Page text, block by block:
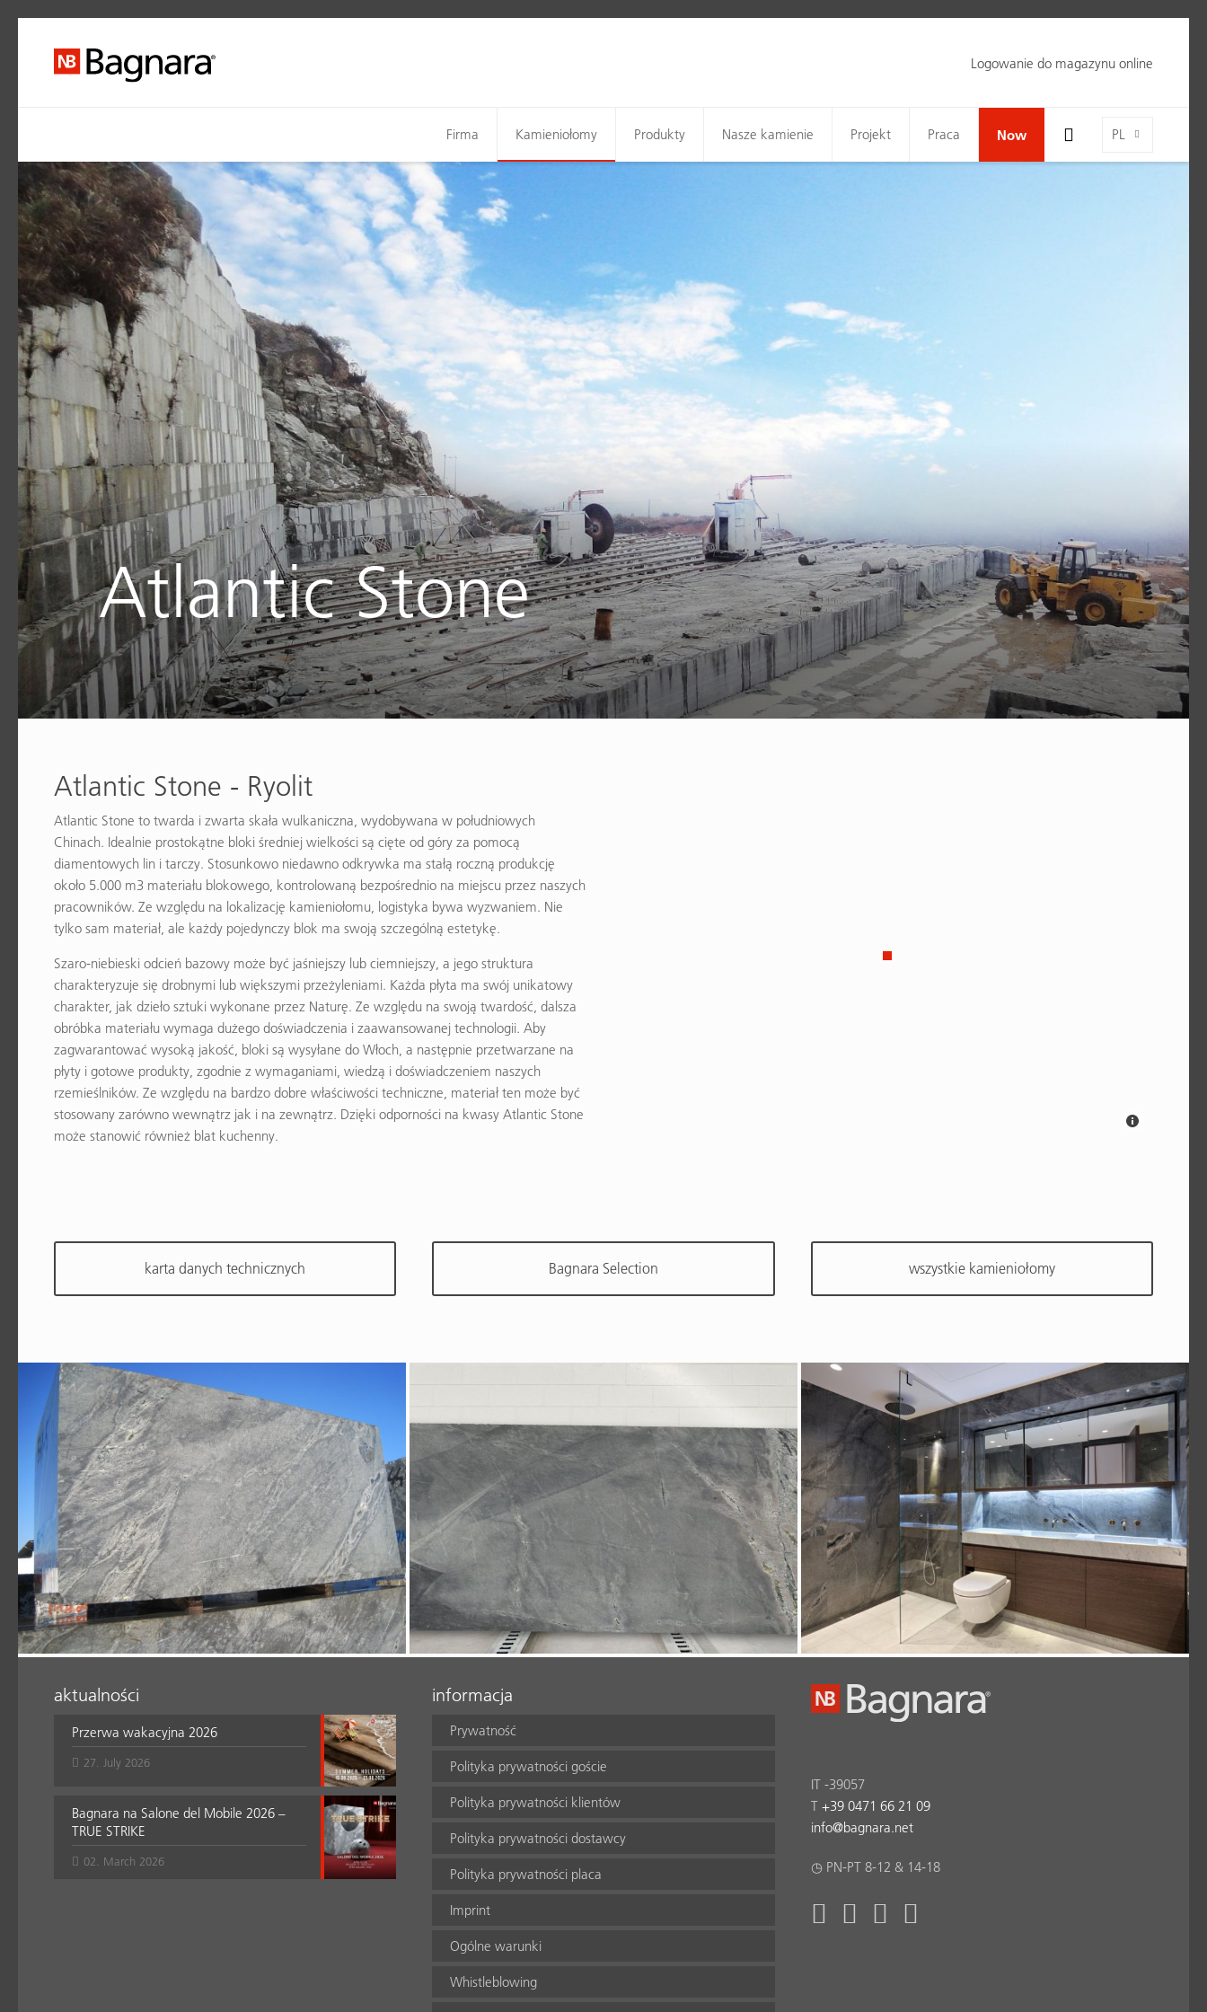
Logowanie do magazynu online
PL
Toggle Search Bar Visibility For Wide Screens
Firma
Kamieniołomy Produkty Nasze kamienie Projekt Praca Now
Atlantic Stone
Atlantic Stone - Ryolit
Atlantic Stone to twarda i zwarta skała wulkaniczna, wydobywana w południowych
Chinach. Idealnie prostokątne bloki średniej wielkości są cięte od góry za pomocą
diamentowych lin i tarczy. Stosunkowo niedawno odkrywka ma stałą roczną produkcję
około 5.000 m3 materiału blokowego, kontrolowaną bezpośrednio na miejscu przez naszych
pracowników. Ze względu na lokalizację kamieniołomu, logistyka bywa wyzwaniem. Nie
tylko sam materiał, ale każdy pojedynczy blok ma swoją szczególną estetykę.
Szaro-niebieski odcień bazowy może być jaśniejszy lub ciemniejszy, a jego struktura
charakteryzuje się drobnymi lub większymi przeżyleniami. Każda płyta ma swój unikatowy
charakter, jak dzieło sztuki wykonane przez Naturę. Ze względu na swoją twardość, dalsza
obróbka materiału wymaga dużego doświadczenia i zaawansowanej technologii. Aby
zagwarantować wysoką jakość, bloki są wysyłane do Włoch, a następnie przetwarzane na
płyty i gotowe produkty, zgodnie z wymaganiami, wiedzą i doświadczeniem naszych
rzemieślników. Ze względu na bardzo dobre właściwości techniczne, materiał ten może być
stosowany zarówno wewnątrz jak i na zewnątrz. Dzięki odporności na kwasy Atlantic Stone
może stanowić również blat kuchenny.
karta danych technicznych Bagnara Selection wszystkie kamieniołomy
aktualności
Przerwa wakacyjna 2026
27. July 2026
Bagnara na Salone del Mobile 2026 –
TRUE STRIKE
02. March 2026
informacja
Prywatność
Polityka prywatności goście
Polityka prywatności klientów
Polityka prywatności dostawcy
Polityka prywatności placa
Imprint
Ogólne warunki
Whistleblowing
IT -39057
T +39 0471 66 21 09
info@bagnara.net
◷ PN-PT 8-12 & 14-18